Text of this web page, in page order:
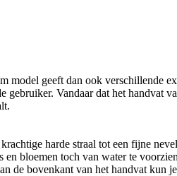
geeft dan ook verschillende
Vandaar dat het handvat
harde straal tot een fijne
bloemen toch van water te
de bovenkant van het handvat kun